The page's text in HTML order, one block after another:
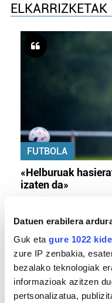
Datuen erabilera
Guk eta gure 1022
zure IP zenbakia,
bezalako teknologiak
informazioak azitzen
pertsonalizatua,
ELKARRIZKETAK
FUTBOLA
«Helburuak
izaten da»